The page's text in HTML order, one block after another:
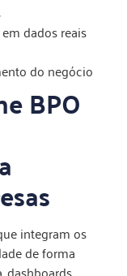
dados reais
do negócio
BPO
integram os
de forma